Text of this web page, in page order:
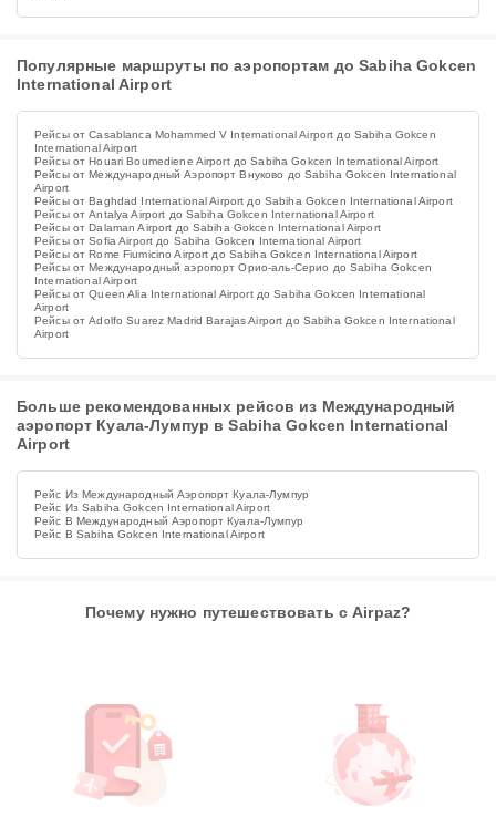
Популярные маршруты по аэропортам до Sabiha Gokcen
International Airport
Рейсы от Casablanca Mohammed V International Airport до Sabiha Gokcen
International Airport
Рейсы от Houari Boumediene Airport до Sabiha Gokcen International Airport
Рейсы от Международный Аэропорт Внуково до Sabiha Gokcen International
Airport
Рейсы от Baghdad International Airport до Sabiha Gokcen International Airport
Рейсы от Antalya Airport до Sabiha Gokcen International Airport
Рейсы от Dalaman Airport до Sabiha Gokcen International Airport
Рейсы от Sofia Airport до Sabiha Gokcen International Airport
Рейсы от Rome Fiumicino Airport до Sabiha Gokcen International Airport
Рейсы от Международный аэропорт Орио-аль-Серио до Sabiha Gokcen
International Airport
Рейсы от Queen Alia International Airport до Sabiha Gokcen International
Airport
Рейсы от Adolfo Suarez Madrid Barajas Airport до Sabiha Gokcen International
Airport
Больше рекомендованных рейсов из Международный
аэропорт Куала-Лумпур в Sabiha Gokcen International
Airport
Рейс Из Международный Аэропорт Куала-Лумпур
Рейс Из Sabiha Gokcen International Airport
Рейс В Международный Аэропорт Куала-Лумпур
Рейс В Sabiha Gokcen International Airport
Почему нужно путешествовать с Airpaz?